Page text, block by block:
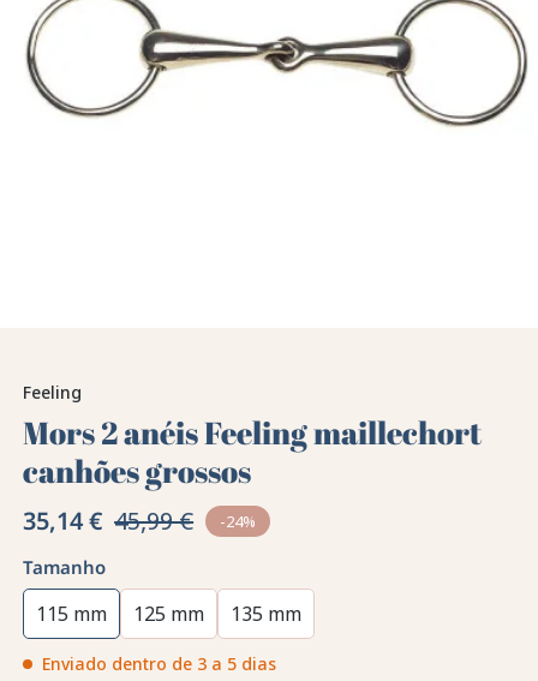
Feeling
Mors 2 anéis Feeling maillechort
canhões grossos
35,14 € 45,99 € -24%
Tamanho
115 mm 125 mm 135 mm
Enviado dentro de 3 a 5 dias